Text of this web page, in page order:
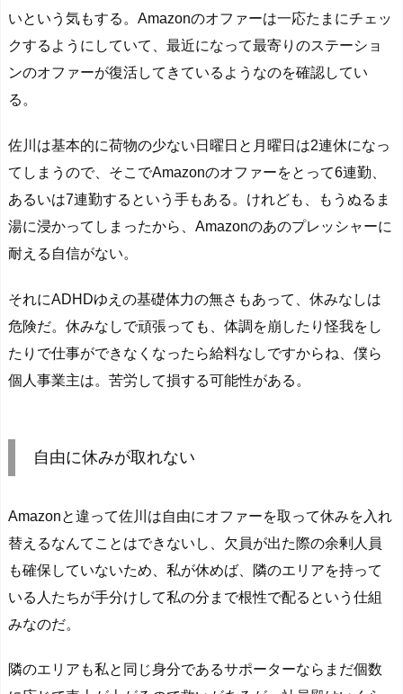
いという気もする。Amazonのオファーは一応たまにチェッ
クするようにしていて、最近になって最寄りのステーショ
ンのオファーが復活してきているようなのを確認してい
る。
佐川は基本的に荷物の少ない日曜日と月曜日は2連休になっ
てしまうので、そこでAmazonのオファーをとって6連勤、
あるいは7連勤するという手もある。けれども、もうぬるま
湯に浸かってしまったから、Amazonのあのプレッシャーに
耐える自信がない。
それにADHDゆえの基礎体力の無さもあって、休みなしは
危険だ。休みなしで頑張っても、体調を崩したり怪我をし
たりで仕事ができなくなったら給料なしですからね、僕ら
個人事業主は。苦労して損する可能性がある。
自由に休みが取れない
Amazonと違って佐川は自由にオファーを取って休みを入れ
替えるなんてことはできないし、欠員が出た際の余剰人員
も確保していないため、私が休めば、隣のエリアを持って
いる人たちが手分けして私の分まで根性で配るという仕組
みなのだ。
隣のエリアも私と同じ身分であるサポーターならまだ個数